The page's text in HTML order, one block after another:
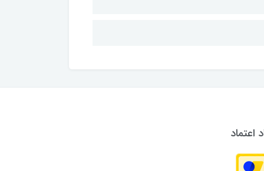
اعتماد